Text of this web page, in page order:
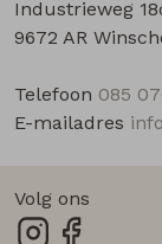
Industrieweg
9672 AR
Telefoon 085
E-mailadres
Volg ons